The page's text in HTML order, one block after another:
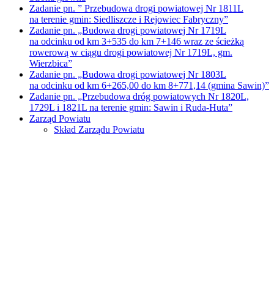
Zadanie pn. ” Przebudowa drogi powiatowej Nr 1811L
na terenie gmin: Siedliszcze i Rejowiec Fabryczny”
Zadanie pn. „Budowa drogi powiatowej Nr 1719L
na odcinku od km 3+535 do km 7+146 wraz ze ścieżką
rowerową w ciągu drogi powiatowej Nr 1719L, gm.
Wierzbica”
Zadanie pn. „Budowa drogi powiatowej Nr 1803L
na odcinku od km 6+265,00 do km 8+771,14 (gmina Sawin)”
Zadanie pn. „Przebudowa dróg powiatowych Nr 1820L,
1729L i 1821L na terenie gmin: Sawin i Ruda-Huta”
Zarząd Powiatu
Skład Zarządu Powiatu